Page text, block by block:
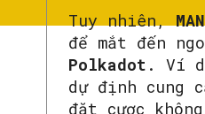
Tuy nhiên,
để mắt đến
Polkadot . Ví
dự định cung
đặt cược